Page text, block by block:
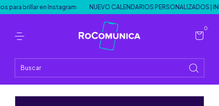
brillar en Instagram NUEVO CALENDARIOS PERSONALIZADOS |
0